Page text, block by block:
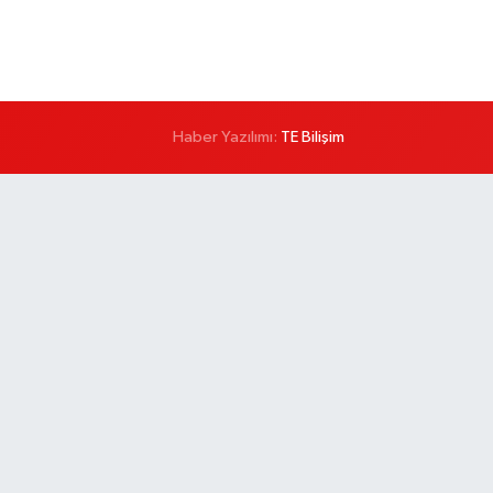
Haber Yazılımı: TE Bilişim